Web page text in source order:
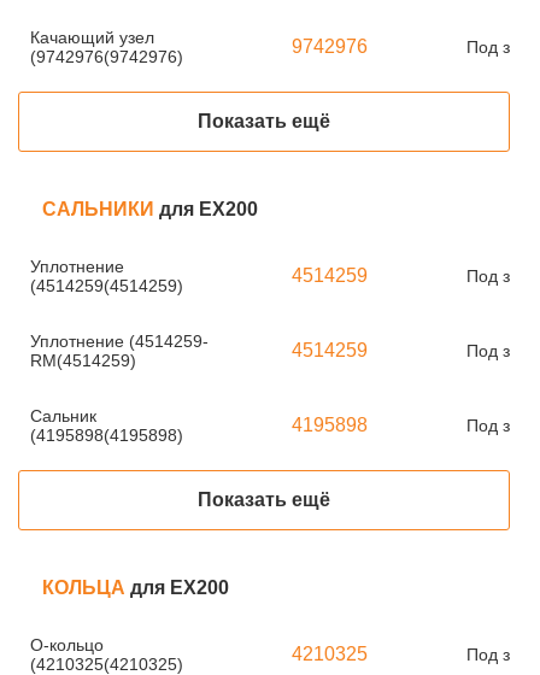
Качающий узел
(9742976(9742976)
9742976 Под
Показать ещё
САЛЬНИКИ для EX200
Уплотнение
(4514259(4514259)
4514259 Под
Уплотнение (4514259-
RM(4514259)
4514259 Под
Сальник
(4195898(4195898)
4195898 Под
Показать ещё
КОЛЬЦА для EX200
О-кольцо
(4210325(4210325)
4210325 Под